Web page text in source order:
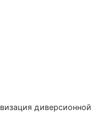
диверсионной